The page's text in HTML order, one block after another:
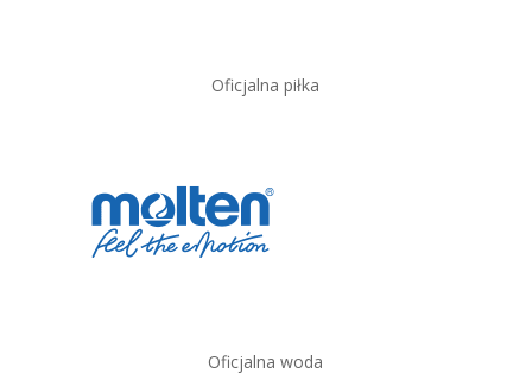
Oficjalna piłka
Oficjalna woda